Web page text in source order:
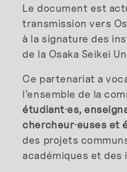
Le document est
transmission vers
à la signature des
de la Osaka Seikei
Ce partenariat a
l’ensemble de la
étudiant·es,
chercheur·euses et
des projets
académiques et